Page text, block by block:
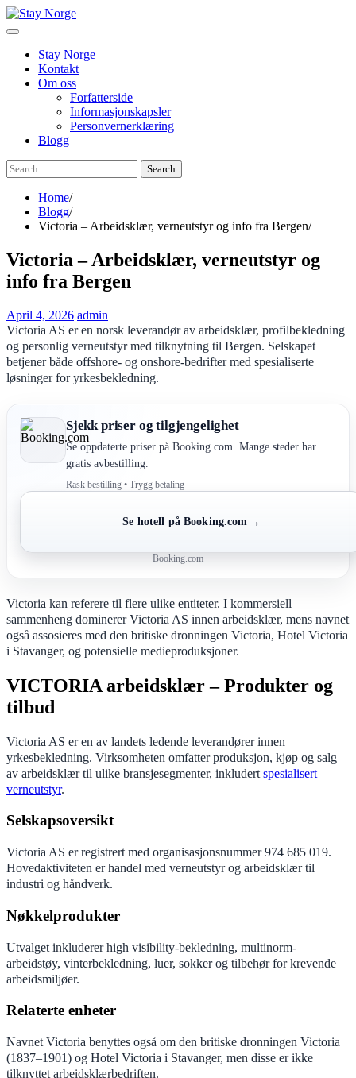
Skip
to
Stay Norge
Kontakt
Om oss
Forfatterside
Informasjonskapsler
Personvernerklæring
Blogg
Search
for:
Home
Blogg
Victoria – Arbeidsklær, verneutstyr og info fra Bergen
Victoria – Arbeidsklær, verneutstyr og
info fra Bergen
April 4, 2026 admin
Victoria AS er en norsk leverandør av arbeidsklær, profilbekledning
og personlig verneutstyr med tilknytning til Bergen. Selskapet
betjener både offshore- og onshore-bedrifter med spesialiserte
løsninger for yrkesbekledning.
Sjekk priser og tilgjengelighet
Se oppdaterte priser på Booking.com. Mange steder har
gratis avbestilling.
Rask bestilling • Trygg betaling
Se hotell på Booking.com →
Booking.com
Victoria kan referere til flere ulike entiteter. I kommersiell
sammenheng dominerer Victoria AS innen arbeidsklær, mens navnet
også assosieres med den britiske dronningen Victoria, Hotel Victoria
i Stavanger, og potensielle medieproduksjoner.
VICTORIA arbeidsklær – Produkter og
tilbud
Victoria AS er en av landets ledende leverandører innen
yrkesbekledning. Virksomheten omfatter produksjon, kjøp og salg
av arbeidsklær til ulike bransjesegmenter, inkludert spesialisert
verneutstyr.
Selskapsoversikt
Victoria AS er registrert med organisasjonsnummer 974 685 019.
Hovedaktiviteten er handel med verneutstyr og arbeidsklær til
industri og håndverk.
Nøkkelprodukter
Utvalget inkluderer high visibility-bekledning, multinorm-
arbeidstøy, vinterbekledning, luer, sokker og tilbehør for krevende
arbeidsmiljøer.
Relaterte enheter
Navnet Victoria benyttes også om den britiske dronningen Victoria
(1837–1901) og Hotel Victoria i Stavanger, men disse er ikke
tilknyttet arbeidsklærbedriften.